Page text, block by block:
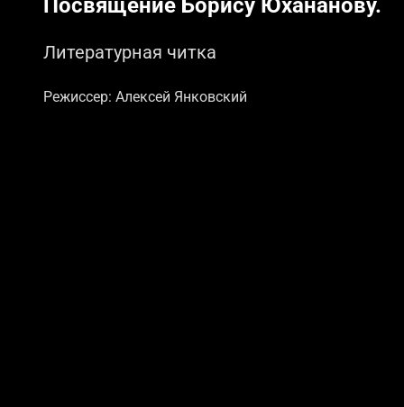
Литературная читка
Режиссер: Алексей Янковский